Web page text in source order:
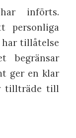
införts.
personliga
tillåtelse
begränsar
ger en klar
tillträde till